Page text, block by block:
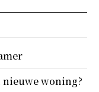
nieuwe woning?